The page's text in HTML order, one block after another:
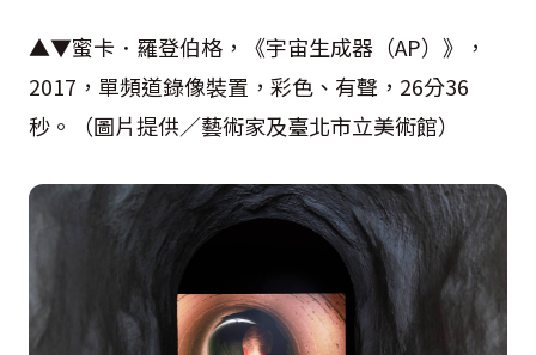
▲▼蜜卡．羅登伯格，《宇宙生成器（AP）》，
2017，單頻道錄像裝置，彩色、有聲，26分36
秒。（圖片提供／藝術家及臺北市立美術館）